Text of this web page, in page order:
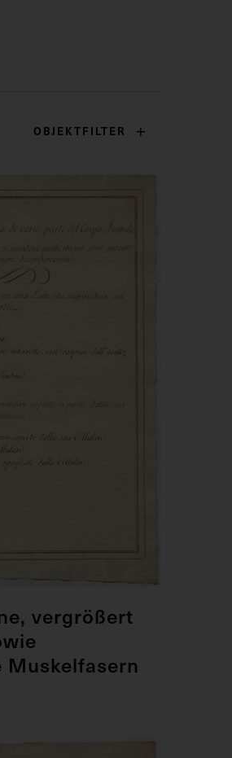
OBJEKTFILTER
vergrößert